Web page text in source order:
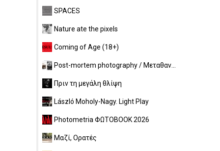
SPACES
Nature ate the pixels
Coming of Age (18+)
Post-mortem photography / Μεταθαν...
Πριν τη μεγάλη θλίψη
László Moholy-Nagy. Light Play
Photometria ΦΩΤΟBOOK 2026
Μαζί, Ορατές